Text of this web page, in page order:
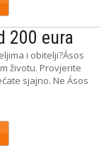
200 eura
i obitelji?Ásos
životu. Provjerite
sjajno. Ne Ásos